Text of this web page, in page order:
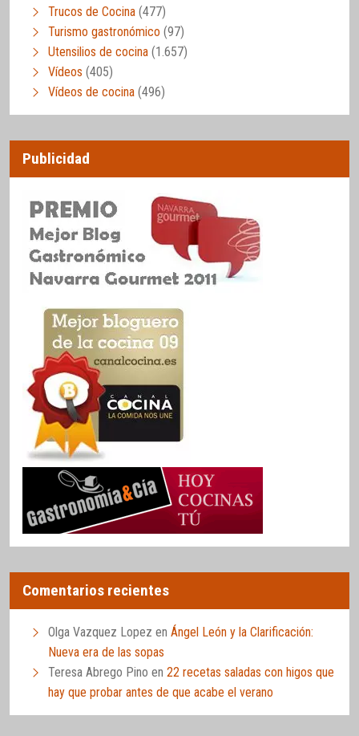
Trucos de Cocina (477)
Turismo gastronómico (97)
Utensilios de cocina (1.657)
Vídeos (405)
Vídeos de cocina (496)
Publicidad
Comentarios recientes
Olga Vazquez Lopez en Ángel León y la Clarificación:
Nueva era de las sopas
Teresa Abrego Pino en 22 recetas saladas con higos que
hay que probar antes de que acabe el verano